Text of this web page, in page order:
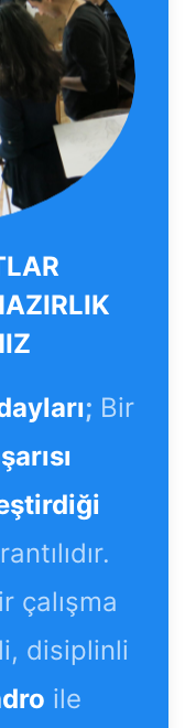
; Bir
çalışma
disiplinli
ile